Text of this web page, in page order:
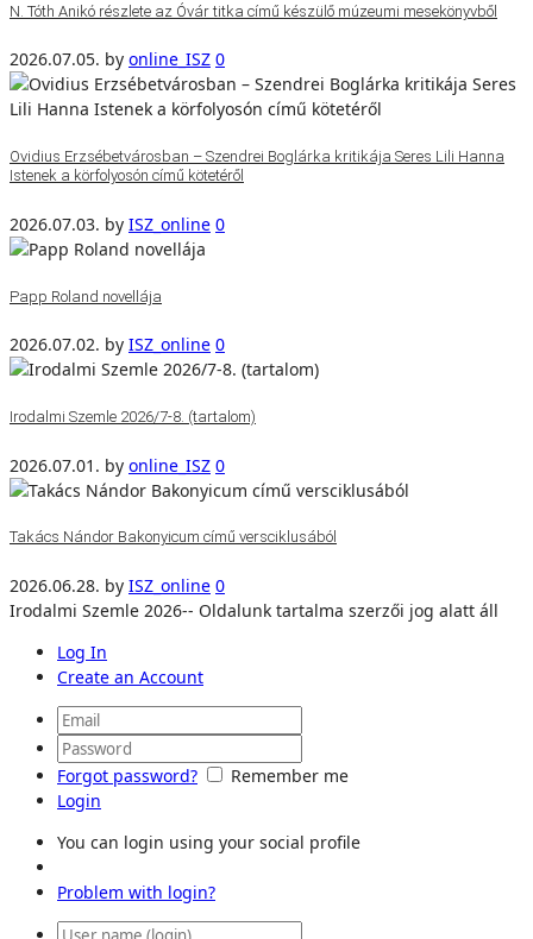
N. Tóth Anikó részlete az Óvár titka című készülő múzeumi mesekönyvből
2026.07.05. by online_ISZ 0
Ovidius Erzsébetvárosban – Szendrei Boglárka kritikája Seres Lili Hanna
Istenek a körfolyosón című kötetéről
2026.07.03. by ISZ_online 0
Papp Roland novellája
2026.07.02. by ISZ_online 0
Irodalmi Szemle 2026/7-8. (tartalom)
2026.07.01. by online_ISZ 0
Takács Nándor Bakonyicum című versciklusából
2026.06.28. by ISZ_online 0
Irodalmi Szemle 2026-- Oldalunk tartalma szerzői jog alatt áll
Log In
Create an Account
Forgot password?
Remember me
Login
You can login using your social profile
Problem with login?